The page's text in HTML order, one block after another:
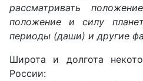
рассматривать
положение и силу
периоды (даши) и другие
Широта и долгота
России: